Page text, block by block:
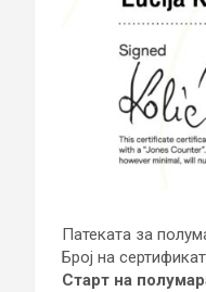
Патеката за
Број на
Старт на